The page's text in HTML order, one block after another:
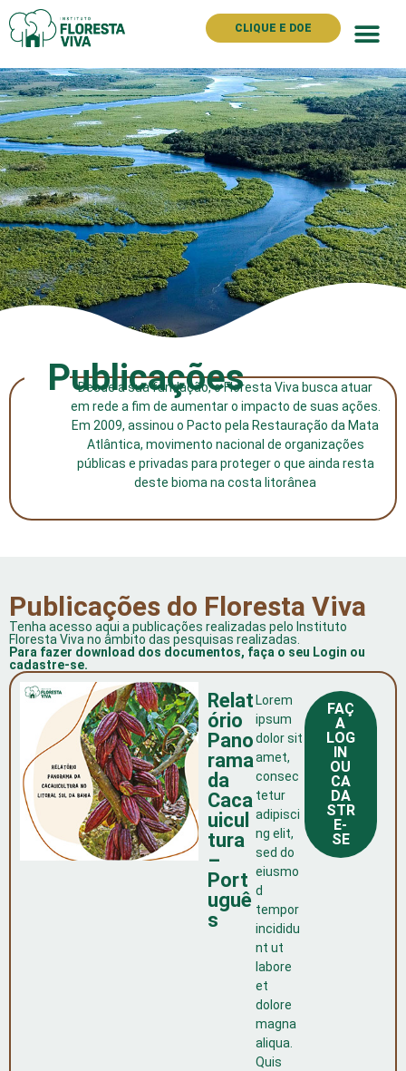
CLIQUE E DOE
Publicações
Desde a sua fundação, o Floresta Viva busca atuar
em rede a fim de aumentar o impacto de suas ações.
Em 2009, assinou o Pacto pela Restauração da Mata
Atlântica, movimento nacional de organizações
públicas e privadas para proteger o que ainda resta
deste bioma na costa litorânea
Publicações do Floresta Viva
Tenha acesso aqui a publicações realizadas pelo Instituto
Floresta Viva no âmbito das pesquisas realizadas.
Para fazer download dos documentos, faça o seu Login ou
cadastre-se.
Relat
ório
Pano
rama
da
Caca
uicul
tura
–
Port
uguê
s
Lorem
ipsum
dolor sit
amet,
consec
tetur
adipisci
ng elit,
sed do
eiusmo
d
tempor
incididu
nt ut
labore
et
dolore
magna
aliqua.
Quis
FAÇ
A
LOG
IN
OU
CA
DA
STR
E-
SE